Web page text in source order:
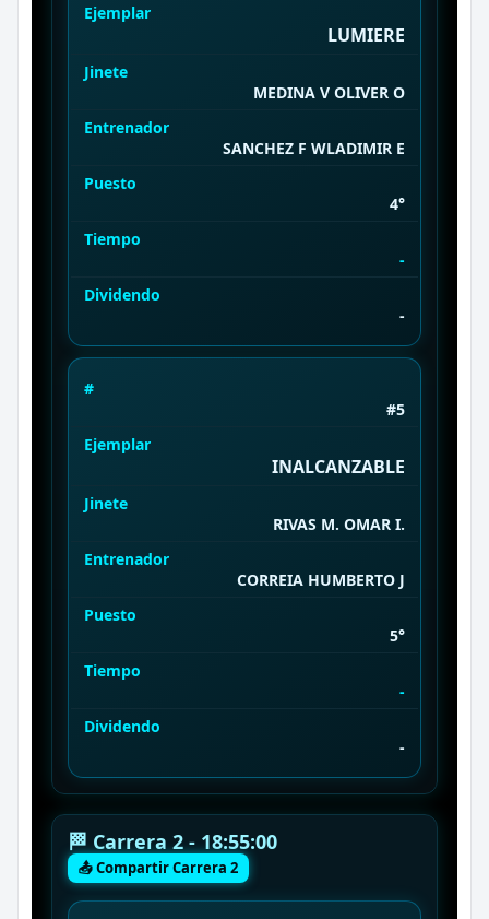
Ejemplar
LUMIERE
Jinete
MEDINA V OLIVER O
Entrenador
SANCHEZ F WLADIMIR E
Puesto
4°
Tiempo
-
Dividendo
-
#
#5
Ejemplar
INALCANZABLE
Jinete
RIVAS M. OMAR I.
Entrenador
CORREIA HUMBERTO J
Puesto
5°
Tiempo
-
Dividendo
-
🏁 Carrera 2 - 18:55:00
📤 Compartir Carrera 2